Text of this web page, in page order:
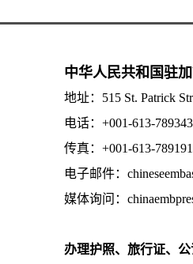
中华人民共和国驻
地址：515 St. Patrick
电话：+001-613-
传真：+001-613-
电子邮件：
媒体询问：
办理护照、旅行证、